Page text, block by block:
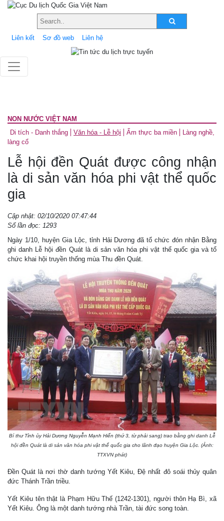
Liên kết Sơ đồ web Liên hệ
NON NƯỚC VIỆT NAM
Di tích - Danh thắng
Văn hóa - Lễ hội Ẩm thực ba miền
Làng nghề,
làng cổ
Lễ hội đền Quát được công nhận
là di sản văn hóa phi vật thể quốc
gia
Cập nhật: 02/10/2020 07:47:44
Số lần đọc: 1293
Ngày 1/10, huyện Gia Lộc, tỉnh Hải Dương đã tổ chức đón nhận Bằng
ghi danh Lễ hội đền Quát là di sản văn hóa phi vật thể quốc gia và tổ
chức khai hội truyền thống mùa Thu đền Quát.
Bí thư Tỉnh ủy Hải Dương Nguyễn Mạnh Hiển (thứ 3, từ phải sang) trao bằng ghi danh Lễ
hội đền Quát là di sản văn hóa phi vật thể quốc gia cho lãnh đạo huyện Gia Lộc. (Ảnh:
TTXVN phát)
Đền Quát là nơi thờ danh tướng Yết Kiêu, Đệ nhất đô soái thủy quân
đức Thánh Trần triều.
Yết Kiêu tên thật là Phạm Hữu Thế (1242-1301), người thôn Hạ Bì, xã
Yết Kiêu. Ông là một danh tướng nhà Trần, tài đức song toàn.